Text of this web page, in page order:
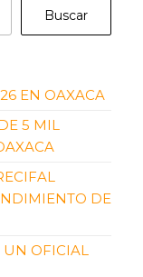
Buscar
EN OAXACA
5 MIL
DE
UN OFICIAL